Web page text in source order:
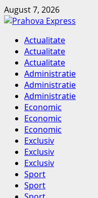
Skip
to
August 7, 2026
Primary
Menu
Actualitate
Actualitate
Actualitate
Administratie
Administratie
Administratie
Economic
Economic
Economic
Exclusiv
Exclusiv
Exclusiv
Sport
Sport